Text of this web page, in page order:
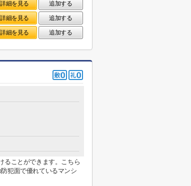
詳細を見る
追加する
詳細を見る
追加する
詳細を見る 追加する
ることができます。こちら
犯面で優れているマンシ